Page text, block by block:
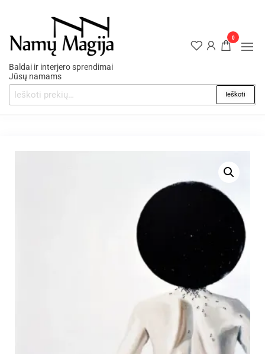
Baldai ir interjero sprendimai
Jūsų namams
Ieškoti
0